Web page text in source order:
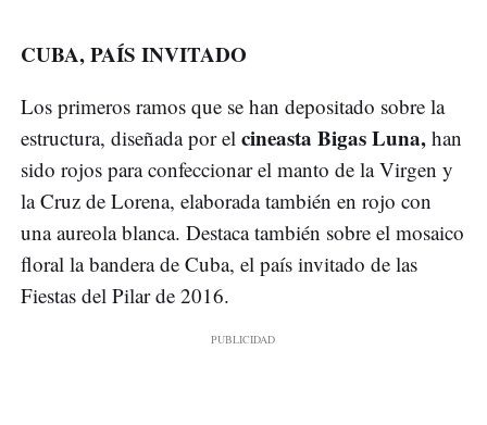
CUBA, PAÍS INVITADO
Los primeros ramos que se han depositado sobre la
estructura, diseñada por el cineasta Bigas Luna, han
sido rojos para confeccionar el manto de la Virgen y
la Cruz de Lorena, elaborada también en rojo con
una aureola blanca. Destaca también sobre el mosaico
floral la bandera de Cuba, el país invitado de las
Fiestas del Pilar de 2016.